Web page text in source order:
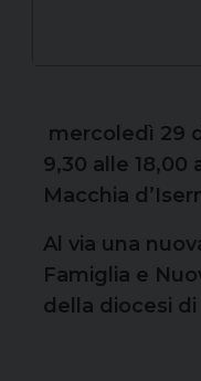
mercoledì 29
9,30 alle 18,00
Macchia
Al via una
Famiglia e
della diocesi